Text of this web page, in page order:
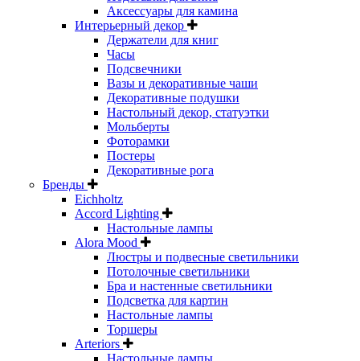
Аксессуары для камина
Интерьерный декор
Держатели для книг
Часы
Подсвечники
Вазы и декоративные чаши
Декоративные подушки
Настольный декор, статуэтки
Мольберты
Фоторамки
Постеры
Декоративные рога
Бренды
Eichholtz
Accord Lighting
Настольные лампы
Alora Mood
Люстры и подвесные светильники
Потолочные светильники
Бра и настенные светильники
Подсветка для картин
Настольные лампы
Торшеры
Arteriors
Настольные лампы